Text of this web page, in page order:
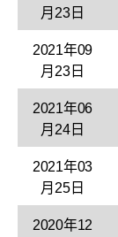
月23日
2021年09
月23日
2021年06
月24日
2021年03
月25日
2020年12